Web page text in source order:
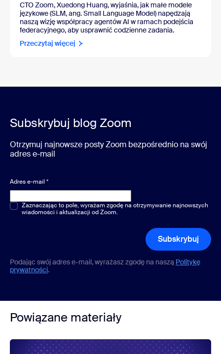
CTO Zoom, Xuedong Huang, wyjaśnia, jak małe modele
językowe (SLM, ang. Small Language Model) napędzają
naszą wizję współpracy agentów AI w ramach podejścia
federacyjnego, aby usprawnić codzienne zadania.
Przeczytaj więcej
Subskrybuj blog Zoom
Otrzymuj najnowsze posty Zoom bezpośrednio na swój
adres e-mail
Adres e-mail *
Pytania jednokrotnego lub wielokrotnego wyboru*
Zaznaczając to pole, wyrażam zgodę na otrzymywanie najnowszych
wiadomości i aktualizacji od Zoom.
Subskrybuj
Podając swój adres e-mail, wyrażasz zgodę na naszą Politykę
prywatności.
Powiązane materiały